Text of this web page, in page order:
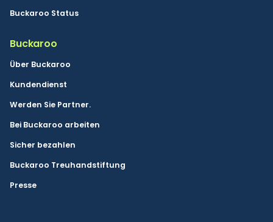
Buckaroo Status
Buckaroo
Über Buckaroo
Kundendienst
Werden Sie Partner.
Bei Buckaroo arbeiten
Sicher bezahlen
Buckaroo Treuhandstiftung
Presse